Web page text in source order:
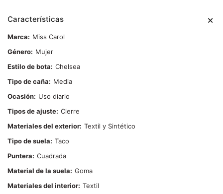
Características
Marca
Miss Carol
Género
Mujer
Estilo de bota
Chelsea
Tipo de caña
Media
Ocasión
Uso diario
Tipos de ajuste Cierre
Materiales del exterior Textil y Sintético
Tipo de suela
Taco
Puntera
Cuadrada
Material de la suela
Goma
Materiales del interior Textil